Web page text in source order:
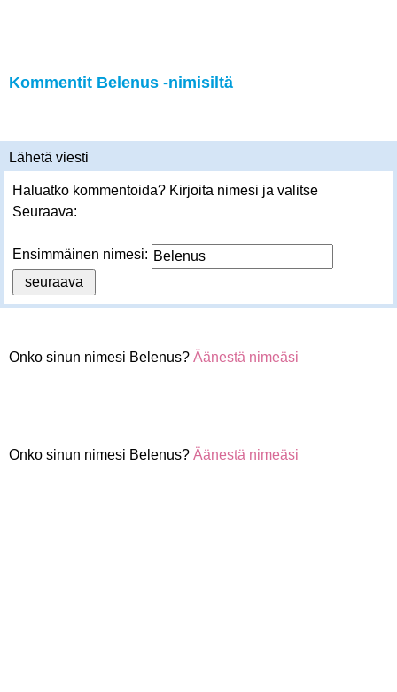
Kommentit Belenus -nimisiltä
Lähetä viesti
Haluatko kommentoida? Kirjoita nimesi ja valitse
Seuraava:
Ensimmäinen nimesi:
Onko sinun nimesi Belenus? Äänestä nimeäsi
Onko sinun nimesi Belenus? Äänestä nimeäsi